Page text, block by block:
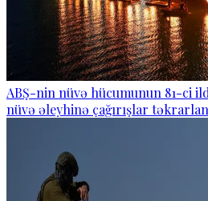
ABŞ-nin nüvə hücumunun 81-ci
nüvə əleyhinə çağırışlar